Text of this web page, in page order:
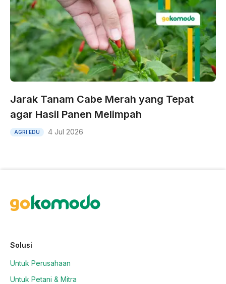
Jarak Tanam Cabe Merah yang Tepat
agar Hasil Panen Melimpah
AGRI EDU 4 Jul 2026
Solusi
Untuk Perusahaan
Untuk Petani & Mitra